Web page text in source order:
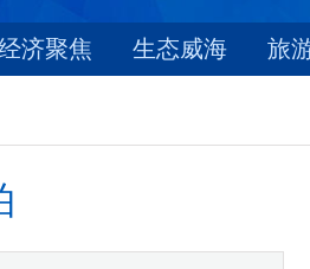
济聚焦 生态威海 旅